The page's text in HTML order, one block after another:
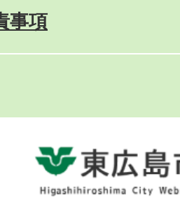
事項